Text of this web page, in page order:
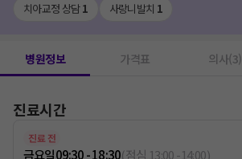
치아교정 상담1 사랑니발치 1
병원정보 가격표 의사(3)
진료시간
진료 전
금요일09:30 - 18:30(점심 13:00-14:00)